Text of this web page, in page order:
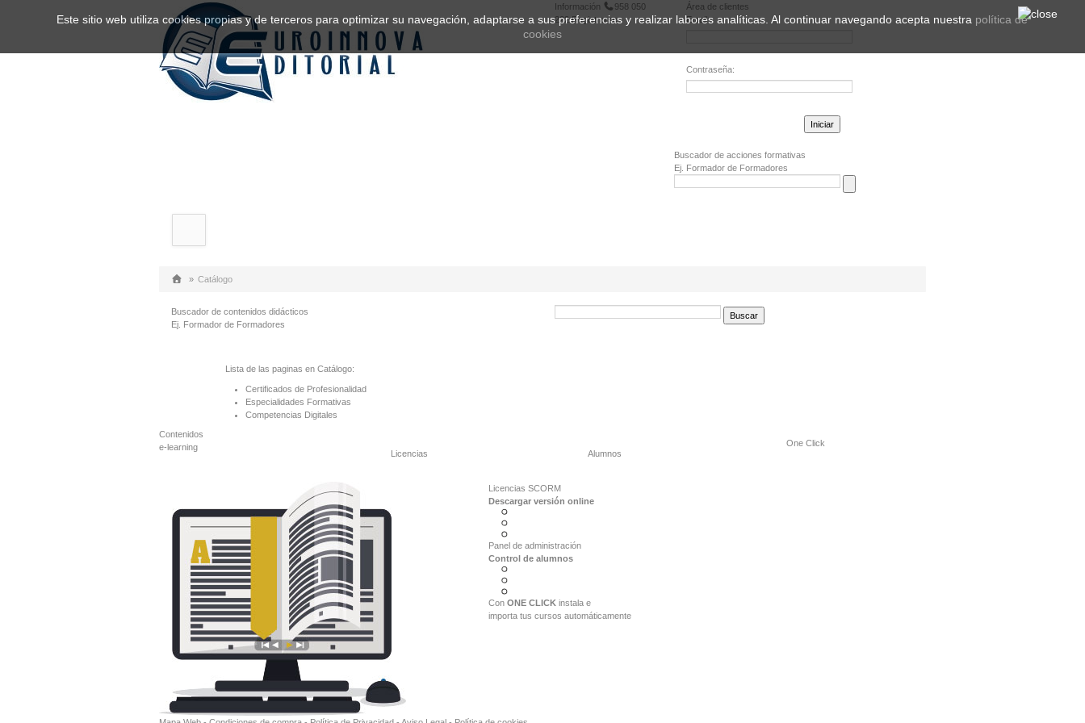
Información
958 050
222 Registrarse
Área de clientes
Email:
Contraseña:
Buscador de acciones formativas
Ej. Formador de Formadores
» Catálogo
Buscador de contenidos didácticos
Ej. Formador de Formadores
Lista de las paginas en Catálogo:
Certificados de Profesionalidad
Especialidades Formativas
Competencias Digitales
Contenidos
e-learning
Licencias Alumnos
One Click
Licencias SCORM
Descargar versión online
Panel de administración
Control de alumnos
ConONE CLICK instala e
importa tus cursos automáticamente
Este sitio web utiliza cookies propias y de terceros para optimizar su navegación, adaptarse a sus preferencias y realizar labores analíticas. Al continuar navegando acepta nuestra política de
cookies